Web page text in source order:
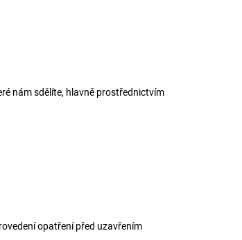
nám sdělíte, hlavně prostřednictvím
opatření před uzavřením